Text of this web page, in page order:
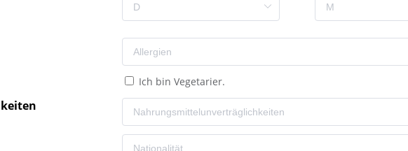
Ich bin Vegetarier.